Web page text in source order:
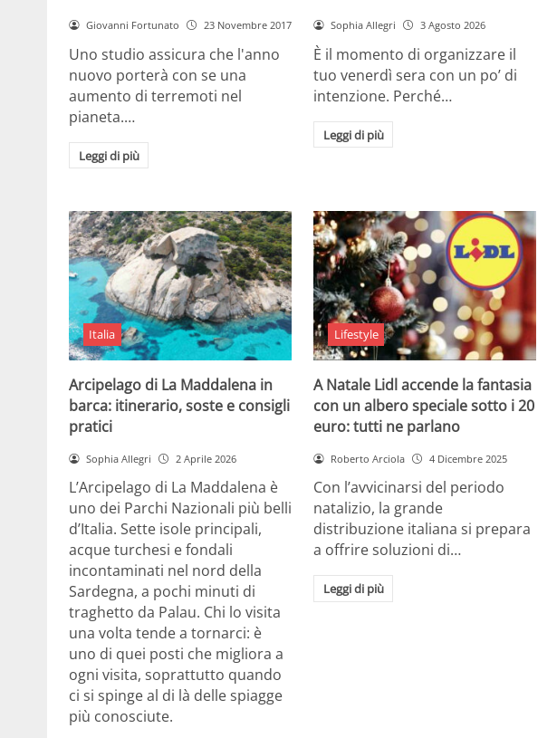
Giovanni Fortunato 23 Novembre 2017
Uno studio assicura che l'anno
nuovo porterà con se una
aumento di terremoti nel
pianeta.…
Leggi di più
Sophia Allegri 3 Agosto 2026
È il momento di organizzare il
tuo venerdì sera con un po’ di
intenzione. Perché…
Leggi di più
Italia
Arcipelago di La Maddalena in
barca: itinerario, soste e consigli
pratici
Sophia Allegri 2 Aprile 2026
L’Arcipelago di La Maddalena è
uno dei Parchi Nazionali più belli
d’Italia. Sette isole principali,
acque turchesi e fondali
incontaminati nel nord della
Sardegna, a pochi minuti di
traghetto da Palau. Chi lo visita
una volta tende a tornarci: è
uno di quei posti che migliora a
ogni visita, soprattutto quando
ci si spinge al di là delle spiagge
più conosciute.
Lifestyle
A Natale Lidl accende la fantasia
con un albero speciale sotto i 20
euro: tutti ne parlano
Roberto Arciola 4 Dicembre 2025
Con l’avvicinarsi del periodo
natalizio, la grande
distribuzione italiana si prepara
a offrire soluzioni di…
Leggi di più